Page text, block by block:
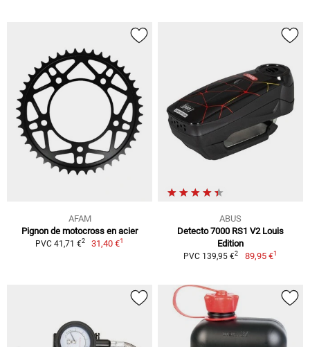
AFAM
Pignon de motocross en acier
PVC 41,71 €2 31,40 €1
ABUS
Detecto 7000 RS1 V2 Louis
Edition
PVC 139,95 €2 89,95 €1